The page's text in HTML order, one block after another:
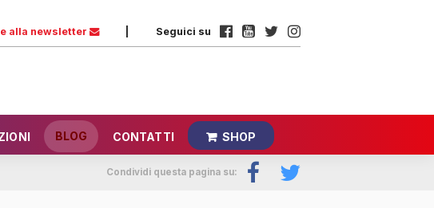
alla newsletter
Seguici su
BLOG CONTATTI SHOP
Condividi questa pagina su: